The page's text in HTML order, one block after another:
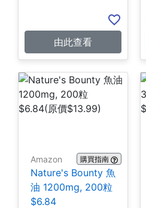
由此查看
Amazon 購買指南
Nature's Bounty 魚
油 1200mg, 200粒
$6.84